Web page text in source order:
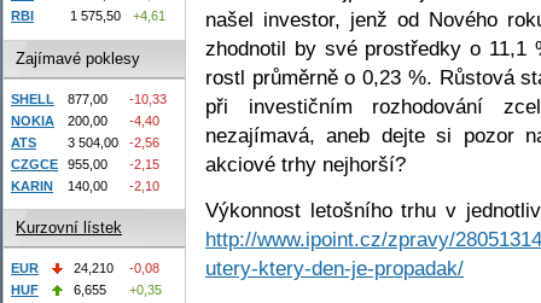
našel investor, jenž od Nového
zhodnotil by své prostředky o
rostl průměrně o 0,23 %. Růstová
při investičním rozhodování
nezajímavá, aneb dejte si pozor
akciové trhy nejhorší?
Výkonnost letošního trhu v
http://www.ipoint.cz/zpravy/
utery-ktery-den-je-propadak/
RBI
1 575,50 +4,61
Zajímavé poklesy
SHELL 877,00
-10,33
NOKIA
200,00
-4,40
ATS
3 504,00
-2,56
CZGCE
955,00
-2,15
KARIN
140,00 -2,10
Kurzovní lístek
EUR 24,210
-0,08
HUF
6,655
+0,35